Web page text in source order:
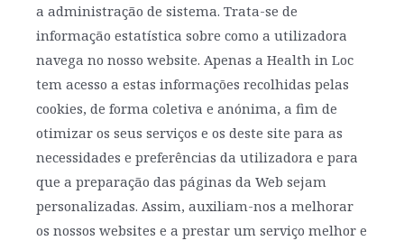
a administração de sistema. Trata-se de
informação estatística sobre como a utilizadora
navega no nosso website. Apenas a Health in Loc
tem acesso a estas informações recolhidas pelas
cookies, de forma coletiva e anónima, a fim de
otimizar os seus serviços e os deste site para as
necessidades e preferências da utilizadora e para
que a preparação das páginas da Web sejam
personalizadas. Assim, auxiliam-nos a melhorar
os nossos websites e a prestar um serviço melhor e